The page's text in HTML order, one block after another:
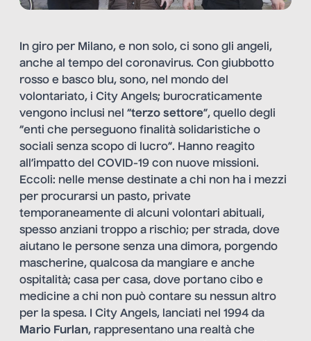
In giro per Milano, e non solo, ci sono gli angeli,
anche al tempo del coronavirus. Con giubbotto
rosso e basco blu, sono, nel mondo del
volontariato, i City Angels; burocraticamente
vengono inclusi nel “terzo settore”, quello degli
“enti che perseguono finalità solidaristiche o
sociali senza scopo di lucro”. Hanno reagito
all’impatto del COVID-19 con nuove missioni.
Eccoli: nelle mense destinate a chi non ha i mezzi
per procurarsi un pasto, private
temporaneamente di alcuni volontari abituali,
spesso anziani troppo a rischio; per strada, dove
aiutano le persone senza una dimora, porgendo
mascherine, qualcosa da mangiare e anche
ospitalità; casa per casa, dove portano cibo e
medicine a chi non può contare su nessun altro
per la spesa. I City Angels, lanciati nel 1994 da
Mario Furlan, rappresentano una realtà che